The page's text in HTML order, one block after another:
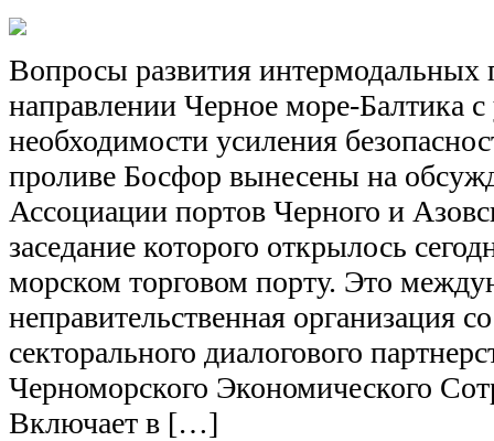
Вопросы развития интермодальных
направлении Черное море-Балтика с
необходимости усиления
проливе Босфор вынесены на
Ассоциации портов Черного и
заседание которого открылось
морском торговом порту. Это
неправительственная организация
секторального диалогового
Черноморского Экономического
Включает в […]